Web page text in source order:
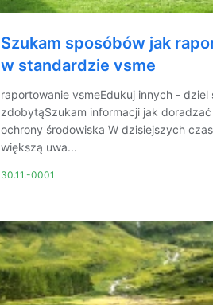
Szukam sposóbów jak
w standardzie vsme
raportowanie vsmeEdukuj innych - dziel
zdobytąSzukam informacji jak
ochrony środowiska W dzisiejszych
większą uwa...
30.11.-0001